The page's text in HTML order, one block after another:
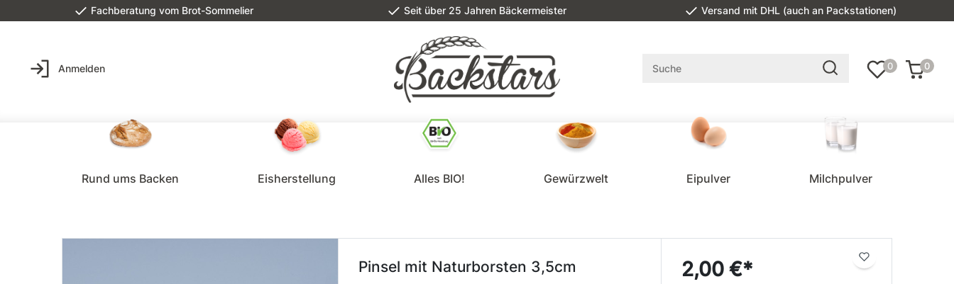
Fachberatung vom Brot-Sommelier Seit über 25 Jahren Bäckermeister Versand mit DHL (auch an Packstationen)
Anmelden 0 0
Rund ums Backen Eisherstellung Alles BIO! Gewürzwelt Eipulver Milchpulver
Pinsel mit Naturborsten 3,5cm 2,00 €*